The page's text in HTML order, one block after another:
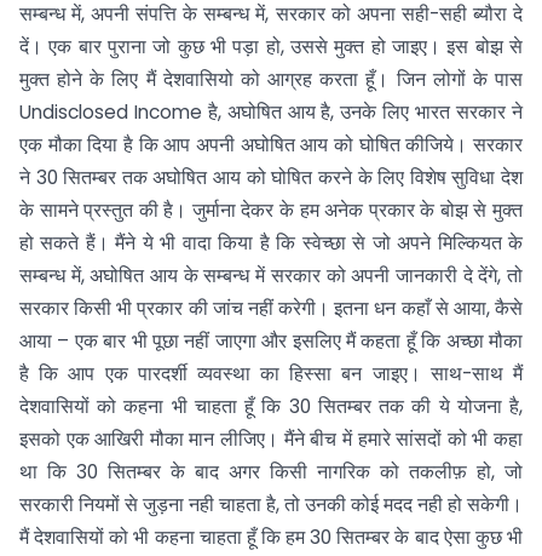
सम्बन्ध में, अपनी संपत्ति के सम्बन्ध में, सरकार को अपना सही-सही ब्यौरा दे
दें। एक बार पुराना जो कुछ भी पड़ा हो, उससे मुक्त हो जाइए। इस बोझ से
मुक्त होने के लिए मैं देशवासियो को आग्रह करता हूँ। जिन लोगों के पास
Undisclosed Income है, अघोषित आय है, उनके लिए भारत सरकार ने
एक मौका दिया है कि आप अपनी अघोषित आय को घोषित कीजिये। सरकार
ने 30 सितम्बर तक अघोषित आय को घोषित करने के लिए विशेष सुविधा देश
के सामने प्रस्तुत की है। जुर्माना देकर के हम अनेक प्रकार के बोझ से मुक्त
हो सकते हैं। मैंने ये भी वादा किया है कि स्वेच्छा से जो अपने मिल्कियत के
सम्बन्ध में, अघोषित आय के सम्बन्ध में सरकार को अपनी जानकारी दे देंगे, तो
सरकार किसी भी प्रकार की जांच नहीं करेगी। इतना धन कहाँ से आया, कैसे
आया – एक बार भी पूछा नहीं जाएगा और इसलिए मैं कहता हूँ कि अच्छा मौका
है कि आप एक पारदर्शी व्यवस्था का हिस्सा बन जाइए। साथ-साथ मैं
देशवासियों को कहना भी चाहता हूँ कि 30 सितम्बर तक की ये योजना है,
इसको एक आखिरी मौका मान लीजिए। मैंने बीच में हमारे सांसदों को भी कहा
था कि 30 सितम्बर के बाद अगर किसी नागरिक को तकलीफ़ हो, जो
सरकारी नियमों से जुड़ना नही चाहता है, तो उनकी कोई मदद नही हो सकेगी।
मैं देशवासियों को भी कहना चाहता हूँ कि हम 30 सितम्बर के बाद ऐसा कुछ भी